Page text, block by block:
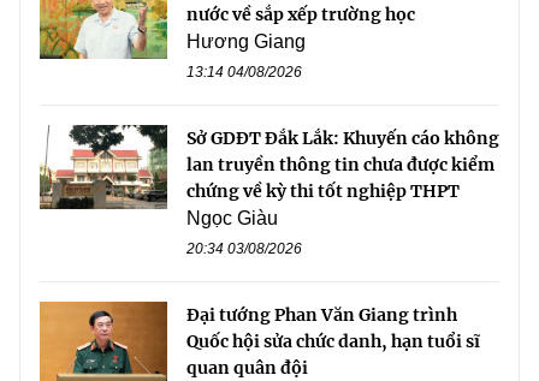
nước về sắp xếp trường học
Hương Giang
13:14 04/08/2026
Sở GDĐT Đắk Lắk: Khuyến cáo không
lan truyền thông tin chưa được kiểm
chứng về kỳ thi tốt nghiệp THPT
Ngọc Giàu
20:34 03/08/2026
Đại tướng Phan Văn Giang trình
Quốc hội sửa chức danh, hạn tuổi sĩ
quan quân đội